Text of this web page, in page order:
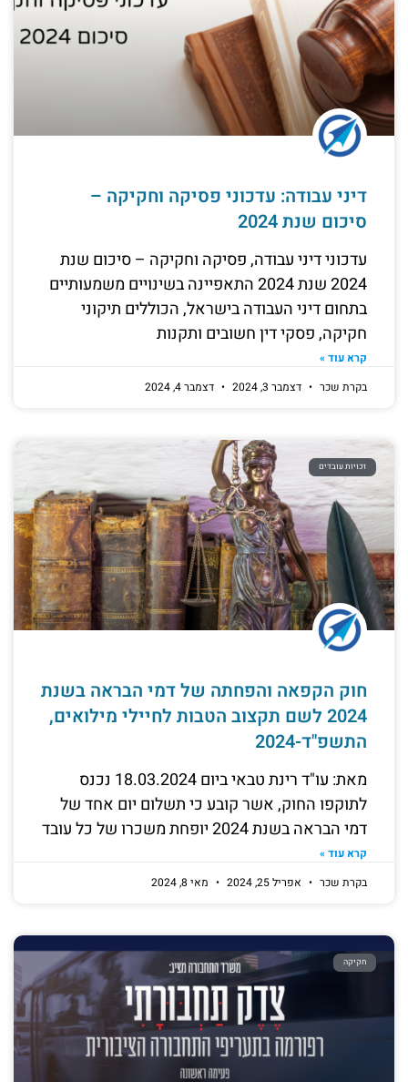
דיני עבודה: עדכוני פסיקה וחקיקה –
סיכום שנת 2024
עדכוני דיני עבודה, פסיקה וחקיקה – סיכום שנת
2024 שנת 2024 התאפיינה בשינויים משמעותיים
בתחום דיני העבודה בישראל, הכוללים תיקוני
חקיקה, פסקי דין חשובים ותקנות
קרא עוד »
בקרת שכר
דצמבר 3, 2024 דצמבר 4, 2024
זכויות עובדים
חוק הקפאה והפחתה של דמי הבראה בשנת
2024 לשם תקצוב הטבות לחיילי מילואים,
התשפ"ד-2024
מאת: עו"ד רינת טבאי ביום 18.03.2024 נכנס
לתוקפו החוק, אשר קובע כי תשלום יום אחד של
דמי הבראה בשנת 2024 יופחת משכרו של כל עובד
קרא עוד »
בקרת שכר
אפריל 25, 2024 מאי 8, 2024
חקיקה